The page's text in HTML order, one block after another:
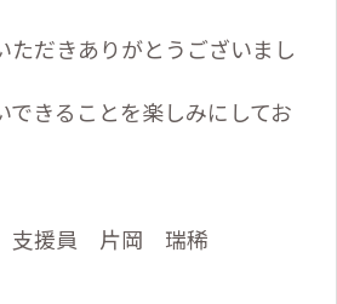
ただきありがとうございまし
できることを楽しみにしてお
岡 瑞稀